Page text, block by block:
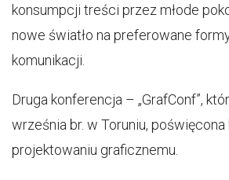
konsumpcji treści przez młode
nowe światło na preferowane
komunikacji.
Druga konferencja – „GrafConf”,
września br. w Toruniu, poświęcona
projektowaniu graficznemu.